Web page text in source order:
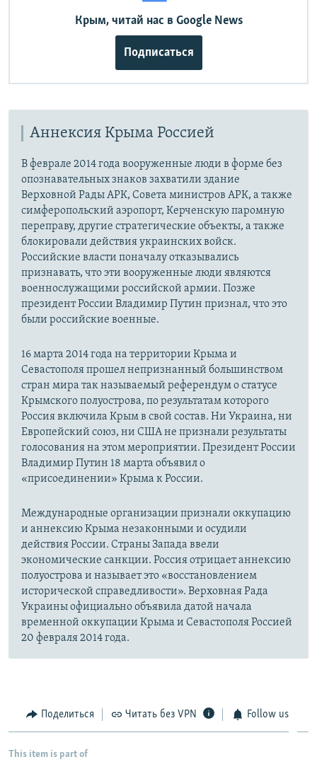
Крым, читай нас в Google News
Подписаться
Аннексия Крыма Россией
В феврале 2014 года вооруженные люди в форме без
опознавательных знаков захватили здание
Верховной Рады АРК, Совета министров АРК, а также
симферопольский аэропорт, Керченскую паромную
переправу, другие стратегические объекты, а также
блокировали действия украинских войск.
Российские власти поначалу отказывались
признавать, что эти вооруженные люди являются
военнослужащими российской армии. Позже
президент России Владимир Путин признал, что это
были российские военные.
16 марта 2014 года на территории Крыма и
Севастополя прошел непризнанный большинством
стран мира так называемый референдум о статусе
Крымского полуострова, по результатам которого
Россия включила Крым в свой состав. Ни Украина, ни
Европейский союз, ни США не признали результаты
голосования на этом мероприятии. Президент России
Владимир Путин 18 марта объявил о
«присоединении» Крыма к России.
Международные организации признали оккупацию
и аннексию Крыма незаконными и осудили
действия России. Страны Запада ввели
экономические санкции. Россия отрицает аннексию
полуострова и называет это «восстановлением
исторической справедливости». Верховная Рада
Украины официально объявила датой начала
временной оккупации Крыма и Севастополя Россией
20 февраля 2014 года.
Поделиться Читать без VPN Follow us
This item is part of